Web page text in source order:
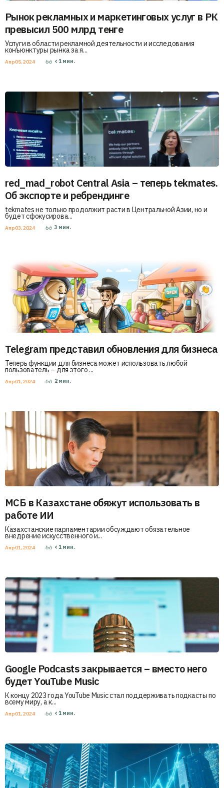
Рынок рекламных и маркетинговых услуг в РК
превысил 500 млрд тенге
Услуги в области рекламной деятельности и исследования
конъюнктуры рынка за я...
Апр 05, 2024 < 1 мин.
red_mad_robot Central Asia – теперь tekmates.
Об экспорте и ребрендинге
tekmates не только продолжит расти в Центральной Азии, но и
будет сфокусирова...
Апр 03, 2024 3 мин.
Telegram представил обновления для бизнеса
Теперь функции для бизнеса может использовать любой
пользователь – для этого ...
Апр 01, 2024 2 мин.
МСБ в Казахстане обяжут использовать в
работе ИИ
Казахстанские парламентарии обсуждают обязательное
внедрение искусственного и...
Апр 01, 2024 < 1 мин.
Google Podcasts закрывается – вместо него
будет YouTube Music
К концу 2023 года YouTube Music стал поддерживать подкасты по
всему миру, а к...
Апр 01, 2024 < 1 мин.